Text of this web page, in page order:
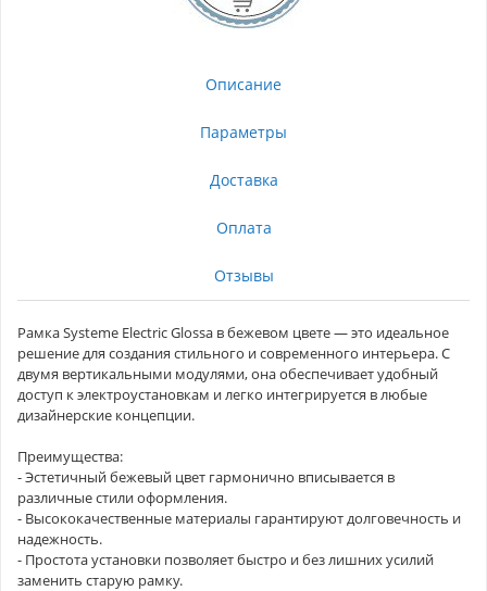
Описание
Параметры
Доставка
Оплата
Отзывы
Рамка Systeme Electric Glossa в бежевом цвете — это идеальное
решение для создания стильного и современного интерьера. С
двумя вертикальными модулями, она обеспечивает удобный
доступ к электроустановкам и легко интегрируется в любые
дизайнерские концепции.
Преимущества:
- Эстетичный бежевый цвет гармонично вписывается в
различные стили оформления.
- Высококачественные материалы гарантируют долговечность и
надежность.
- Простота установки позволяет быстро и без лишних усилий
заменить старую рамку.